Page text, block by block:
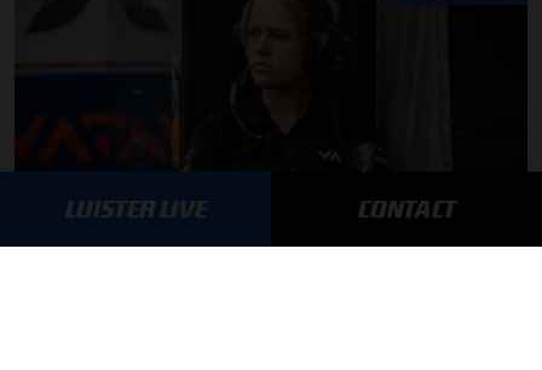
Daniëlle Geel en Werner Budding te gast in F1 aan Tafel
LUISTER LIVE CONTACT